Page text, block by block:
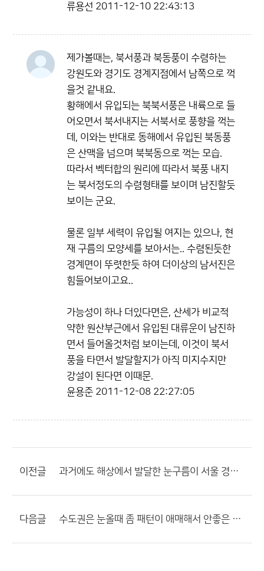
류용선 2011-12-10 22:43:13
제가볼때는, 북서풍과 북동풍이 수렴하는
강원도와 경기도 경계지점에서 남쪽으로 꺽
을것 같내요.
황해에서 유입되는 북북서풍은 내륙으로 들
어오면서 북서내지는 서북서로 풍향을 꺽는
데, 이와는 반대로 동해에서 유입된 북동풍
은 산맥을 넘으며 북북동으로 꺽는 모습.
따라서 벡터합의 원리에 따라서 북풍 내지
는 북서정도의 수렴형태를 보이며 남진할듯
보이는 군요.
물론 일부 세력이 유입될 여지는 있으나, 현
재 구름의 모양세를 보아서는.. 수렴된듯한
경계면이 뚜렷한듯 하여 더이상의 남서진은
힘들어보이고요..
가능성이 하나 더있다면은, 산세가 비교적
약한 원산부근에서 유입된 대류운이 남진하
면서 들어올것처럼 보이는데, 이것이 북서
풍을 타면서 발달할지가 아직 미지수지만
강설이 된다면 이때문.
윤용준 2011-12-08 22:27:05
이전글 과거에도 해상에서 발달한 눈구름이 서울 경기도 지역에도.......
다음글 수도권은 눈올때 좀 패턴이 애매해서 안좋은 거 같습니다.